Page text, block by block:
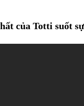
của Totti suốt